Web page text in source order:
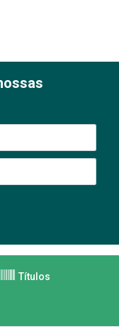
Títulos